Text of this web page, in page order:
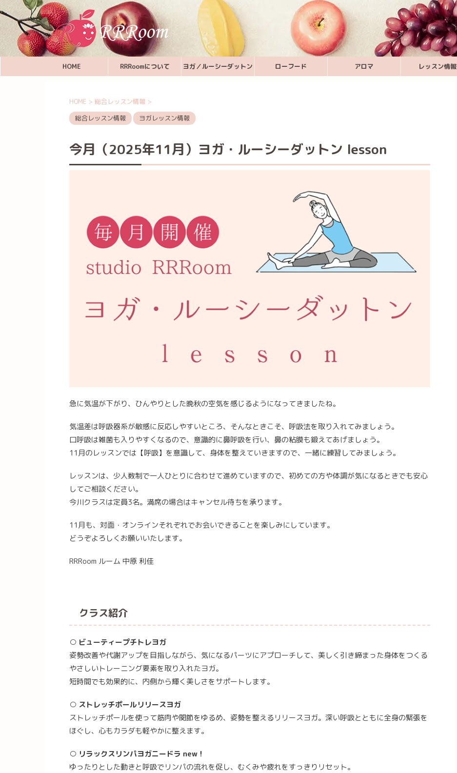
HOME RRRoomについて ヨガ／ルーシーダットン ローフード アロマ レッスン情報
HOME > 総合レッスン情報 >
総合レッスン情報
ヨガレッスン情報
今月（2025年11月）ヨガ・ルーシーダットン lesson
急に気温が下がり、ひんやりとした晩秋の空気を感じるようになってきましたね。
気温差は呼吸器系が敏感に反応しやすいところ、そんなときこそ、呼吸法を取り入れてみましょう。
口呼吸は雑菌も入りやすくなるので、意識的に鼻呼吸を行い、鼻の粘膜も鍛えてあげましょう。
11月のレッスンでは【呼吸】を意識して、身体を整えていきますので、一緒に練習してみましょう。
レッスンは、少人数制で一人ひとりに合わせて進めていますので、初めての方や体調が気になるときでも安心
してご相談ください。
今川クラスは定員3名。満席の場合はキャンセル待ちを承ります。
11月も、対面・オンラインそれぞれでお会いできることを楽しみにしています。
どうぞよろしくお願いいたします。
RRRoom ルーム 中原 利佳
クラス紹介
○ ビューティープチトレヨガ
姿勢改善や代謝アップを目指しながら、気になるパーツにアプローチして、美しく引き締まった身体をつくる
やさしいトレーニング要素を取り入れたヨガ。
短時間でも効果的に、内側から輝く美しさをサポートします。
○ ストレッチポールリリースヨガ
ストレッチポールを使って筋肉や関節をゆるめ、姿勢を整えるリリースヨガ。深い呼吸とともに全身の緊張を
ほぐし、心もカラダも軽やかに整えます。
○ リラックスリンパヨガニードラ new！
ゆったりとした動きと呼吸でリンパの流れを促し、むくみや疲れをすっきりリセット。